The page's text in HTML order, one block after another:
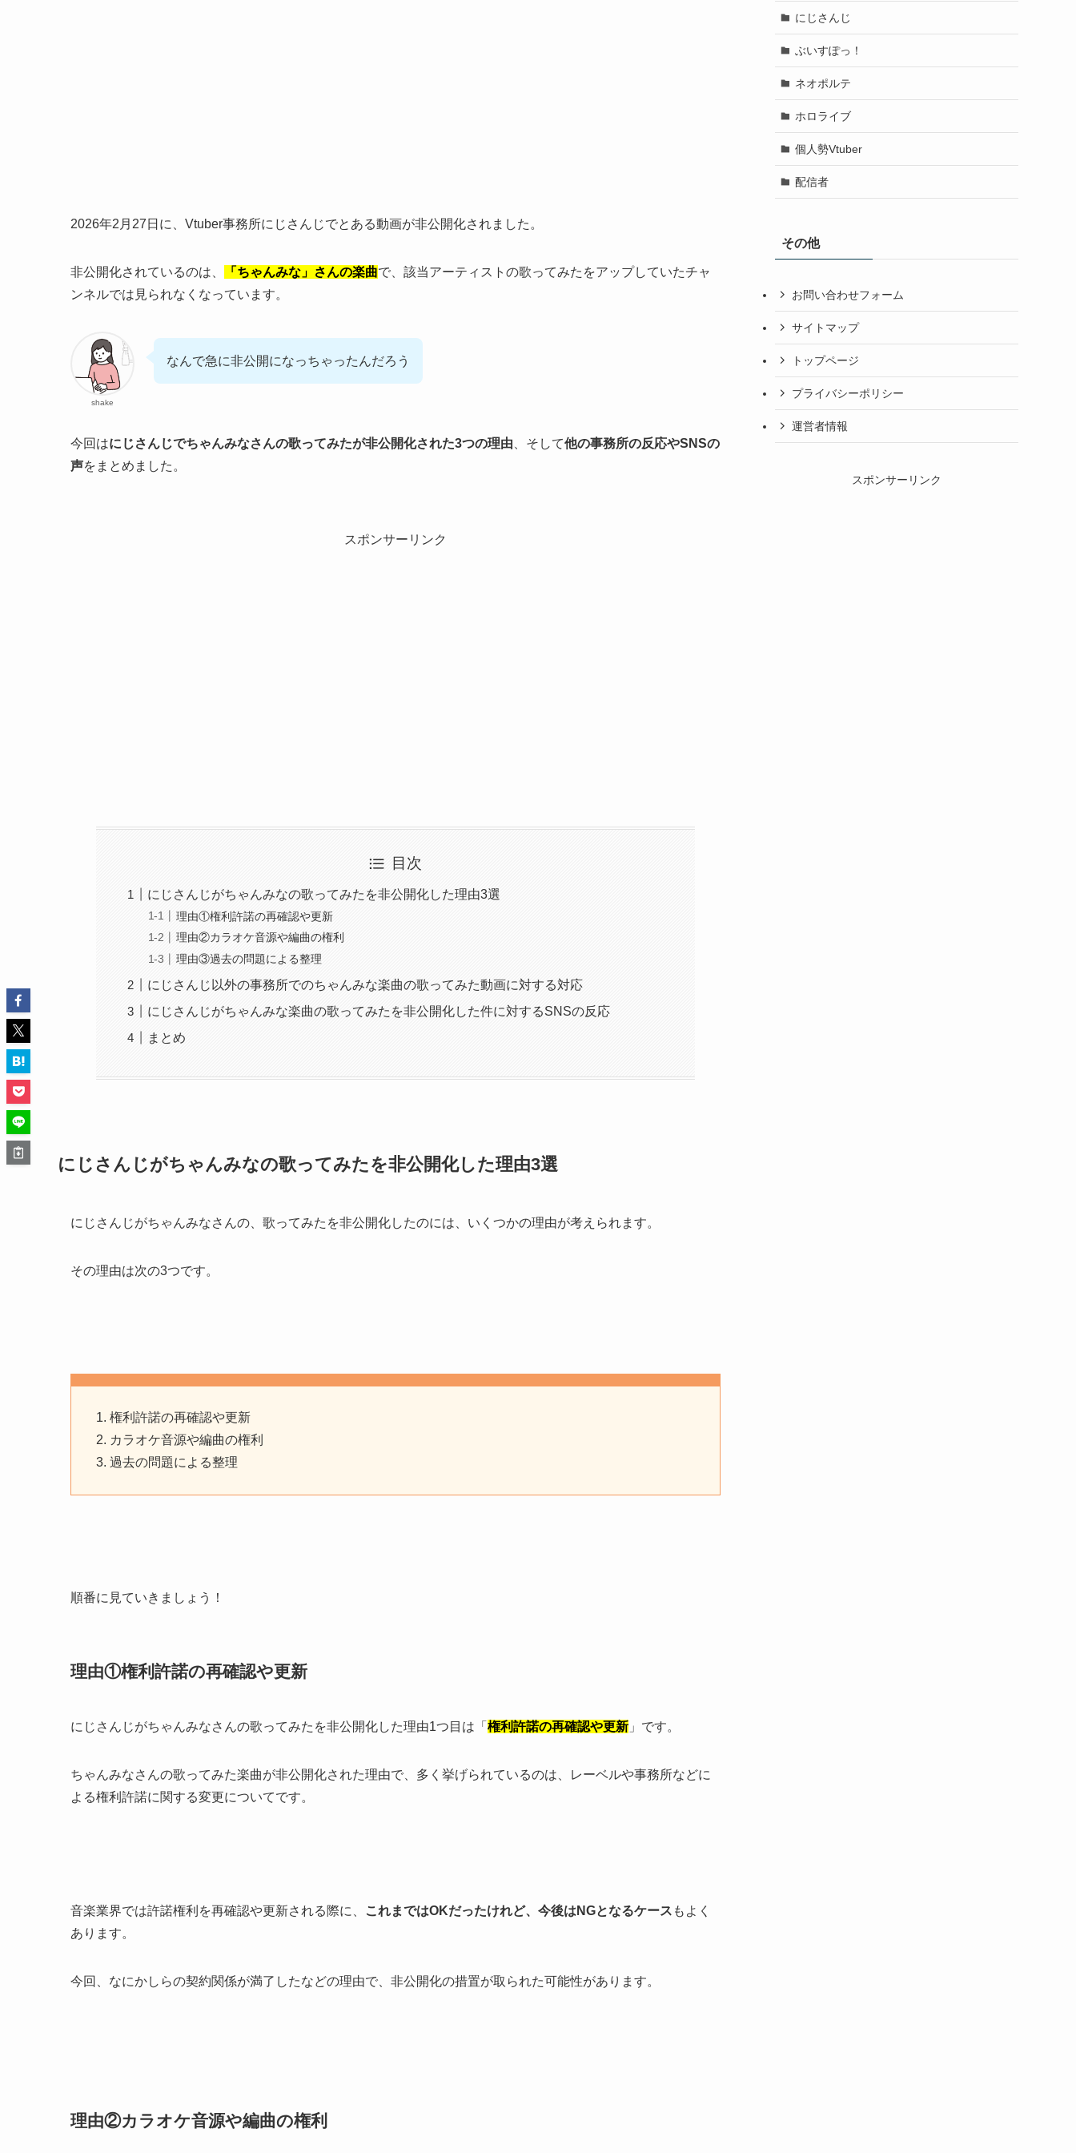
2026年2月27日に、Vtuber事務所にじさんじでとある動画が非公開化されました。
非公開化されているのは、 「ちゃんみな」さんの楽曲で、該当アーティストの歌ってみたをアップしていたチャ
ンネルでは見られなくなっています。
shake
なんで急に非公開になっちゃったんだろう
今回はにじさんじでちゃんみなさんの歌ってみたが非公開化された3つの理由、そして他の事務所の反応やSNSの
声をまとめました。
スポンサーリンク
目次
にじさんじがちゃんみなの歌ってみたを非公開化した理由3選
理由①権利許諾の再確認や更新
理由②カラオケ音源や編曲の権利
理由③過去の問題による整理
にじさんじ以外の事務所でのちゃんみな楽曲の歌ってみた動画に対する対応
にじさんじがちゃんみな楽曲の歌ってみたを非公開化した件に対するSNSの反応
まとめ
にじさんじがちゃんみなの歌ってみたを非公開化した理由3選
にじさんじがちゃんみなさんの、歌ってみたを非公開化したのには、いくつかの理由が考えられます。
その理由は次の3つです。
権利許諾の再確認や更新
カラオケ音源や編曲の権利
過去の問題による整理
順番に見ていきましょう！
理由①権利許諾の再確認や更新
にじさんじがちゃんみなさんの歌ってみたを非公開化した理由1つ目は「 権利許諾の再確認や更新 」です。
ちゃんみなさんの歌ってみた楽曲が非公開化された理由で、多く挙げられているのは、レーベルや事務所などに
よる権利許諾に関する変更についてです。
音楽業界では許諾権利を再確認や更新される際に、 これまではOKだったけれど、今後はNGとなるケース もよく
あります。
今回、なにかしらの契約関係が満了したなどの理由で、非公開化の措置が取られた可能性があります。
理由②カラオケ音源や編曲の権利
にじさんじ
ぶいすぽっ！
ネオポルテ
ホロライブ
個人勢Vtuber
配信者
その他
お問い合わせフォーム
サイトマップ
トップページ
プライバシーポリシー
運営者情報
スポンサーリンク